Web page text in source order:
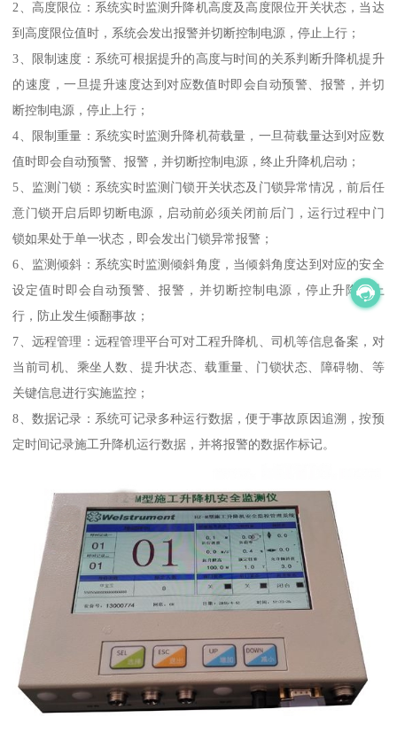
2、高度限位：系统实时监测升降机高度及高度限位开关状态，当达
到高度限位值时，系统会发出报警并切断控制电源，停止上行；
3、限制速度：系统可根据提升的高度与时间的关系判断升降机提升
的速度，一旦提升速度达到对应数值时即会自动预警、报警，并切
断控制电源，停止上行；
4、限制重量：系统实时监测升降机荷载量，一旦荷载量达到对应数
值时即会自动预警、报警，并切断控制电源，终止升降机启动；
5、监测门锁：系统实时监测门锁开关状态及门锁异常情况，前后任
意门锁开启后即切断电源，启动前必须关闭前后门，运行过程中门
锁如果处于单一状态，即会发出门锁异常报警；
6、监测倾斜：系统实时监测倾斜角度，当倾斜角度达到对应的安全
设定值时即会自动预警、报警，并切断控制电源，停止升降机上
行，防止发生倾翻事故；
7、远程管理：远程管理平台可对工程升降机、司机等信息备案，对
当前司机、乘坐人数、提升状态、载重量、门锁状态、障碍物、等
关键信息进行实施监控；
8、数据记录：系统可记录多种运行数据，便于事故原因追溯，按预
定时间记录施工升降机运行数据，并将报警的数据作标记。